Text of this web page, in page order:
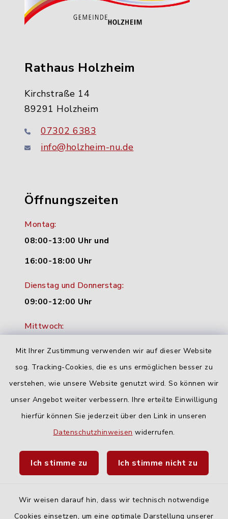
Mit Ihrer Zustimmung verwenden wir auf dieser Website
sog. Tracking-Cookies, die es uns ermöglichen besser zu
verstehen, wie unsere Website genutzt wird. So können wir
unser Angebot weiter verbessern. Ihre erteilte Einwilligung
hierfür können Sie jederzeit über den Link in unseren
Datenschutzhinweisen widerrufen.
Ich stimme zu Ich stimme nicht zu
Wir weisen darauf hin, dass wir technisch notwendige
Cookies einsetzen, um eine optimale Darstellung unserer
Rathaus Holzheim
Kirchstraße 14
89291 Holzheim
07302 6383
info@holzheim-nu.de
Öffnungszeiten
Montag:
08:00-13:00 Uhr und
16:00-18:00 Uhr
Dienstag und Donnerstag:
09:00-12:00 Uhr
Mittwoch:
Freitag:
geschlossen
Quicklinks
Fahrplanauskunft DING